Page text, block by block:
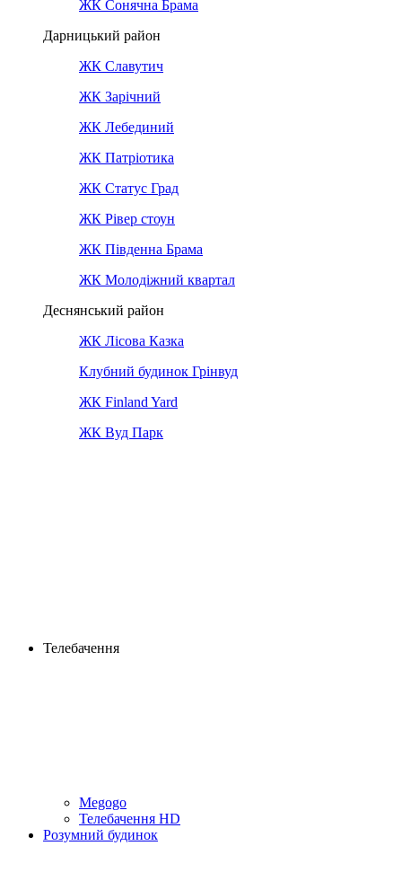
ЖК Сонячна Брама
Дарницький район
ЖК Славутич
ЖК Зарічний
ЖК Лебединий
ЖК Патріотика
ЖК Статус Град
ЖК Рівер стоун
ЖК Південна Брама
ЖК Молодіжний квартал
Деснянський район
ЖК Лісова Казка
Клубний будинок Грінвуд
ЖК Finland Yard
ЖК Вуд Парк
Телебачення
Megogo
Телебачення HD
Розумний будинок